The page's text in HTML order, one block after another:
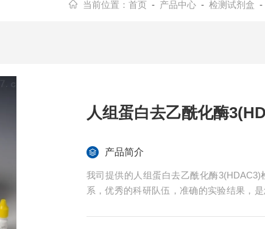
当前位置： 首页 - 产品中心- 检测试剂盒 -
人组蛋白去乙酰化酶
产品简介
我司提供的人组蛋白去乙酰化酶
系，优秀的科研队伍，准确的实验结果，